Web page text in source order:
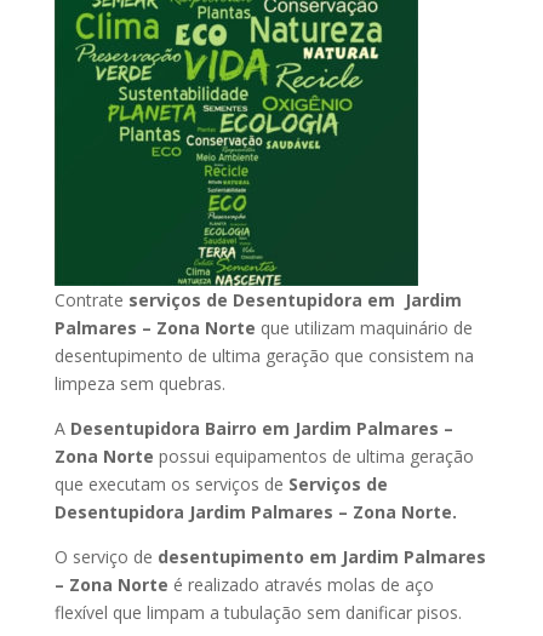
Contrate serviços de Desentupidora em Jardim
Palmares – Zona Norte que utilizam maquinário de
desentupimento de ultima geração que consistem na
limpeza sem quebras.
A Desentupidora Bairro em Jardim Palmares –
Zona Norte possui equipamentos de ultima geração
que executam os serviços de Serviços de
Desentupidora Jardim Palmares – Zona Norte.
O serviço de desentupimento em Jardim Palmares
– Zona Norte é realizado através molas de aço
flexível que limpam a tubulação sem danificar pisos.